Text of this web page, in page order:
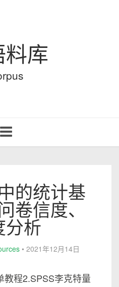
库
navigation
的统计基
卷信度、
分析
• 2021年12月14日
教程2.SPSS李克特量